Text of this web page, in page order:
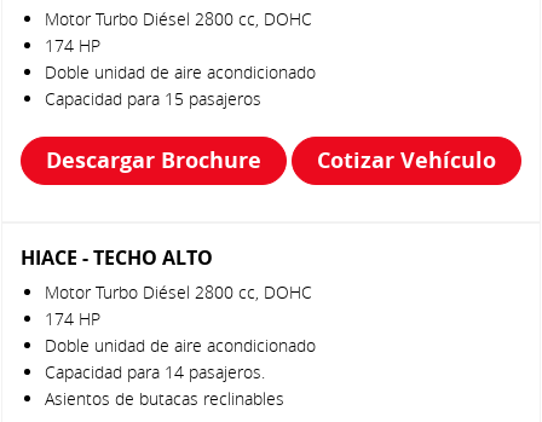
Motor Turbo Diésel 2800 cc, DOHC
174 HP
Doble unidad de aire acondicionado
Capacidad para 15 pasajeros
Descargar Brochure Cotizar Vehículo
HIACE - TECHO ALTO
Motor Turbo Diésel 2800 cc, DOHC
174 HP
Doble unidad de aire acondicionado
Capacidad para 14 pasajeros.
Asientos de butacas reclinables